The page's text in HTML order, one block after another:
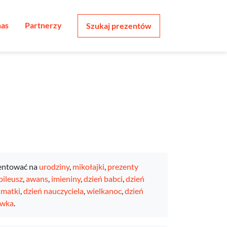
Partnerzy Szukaj prezentów
na urodziny, mikołajki, prezenty
,awans, imieniny,dzień babci,dzień
,dzień nauczyciela,wielkanoc,dzień
.